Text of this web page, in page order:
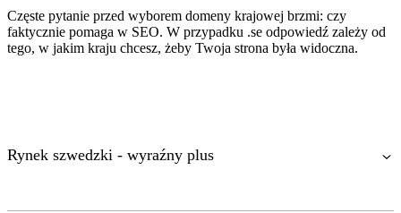
Częste pytanie przed wyborem domeny krajowej brzmi: czy
faktycznie pomaga w SEO. W przypadku .se odpowiedź zależy od
tego, w jakim kraju chcesz, żeby Twoja strona była widoczna.
Rynek szwedzki - wyraźny plus